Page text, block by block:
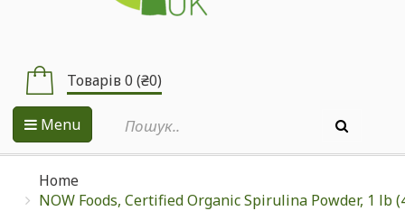
Товарів 0 (₴0)
Menu
Home
NOW Foods, Certified Organic Spirulina Powder, 1 lb